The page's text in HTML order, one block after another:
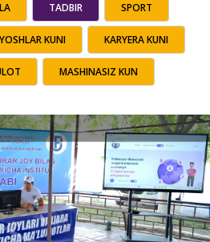
TADBIR SPORT
YOSHLAR KUNI KARYERA KUNI
MASHINASIZ KUN